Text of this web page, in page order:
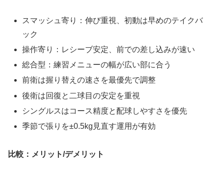
スマッシュ寄り：伸び重視、初動は早めのテイクバ
ック
操作寄り：レシーブ安定、前での差し込みが速い
総合型：練習メニューの幅が広い部に合う
前衛は握り替えの速さを最優先で調整
後衛は回復と二球目の安定を重視
シングルスはコース精度と配球しやすさを優先
季節で張りを±0.5kg見直す運用が有効
比較：メリット/デメリット